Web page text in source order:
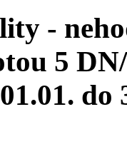
-
5
do